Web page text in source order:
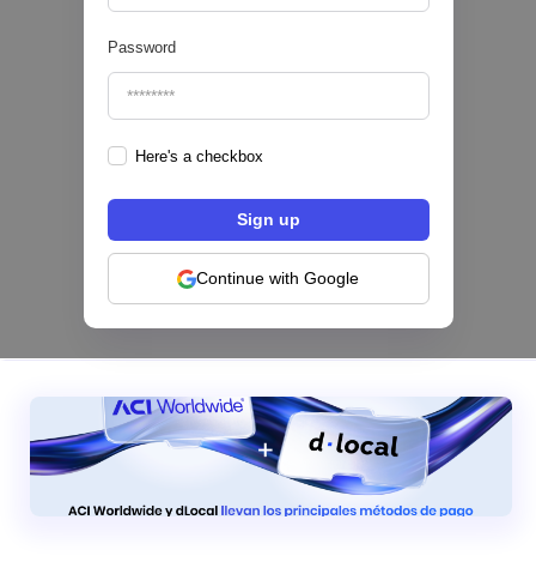
Password
Here's a checkbox
Continue with Google
Los bancos se están dividiendo en dos
categorías frente a la IA | Mambu